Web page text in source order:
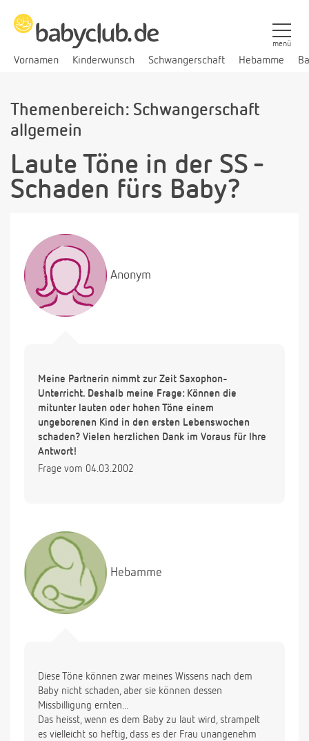
Vornamen Kinderwunsch Schwangerschaft Hebamme
menü
Themenbereich: Schwangerschaft
allgemein
Laute Töne in der SS -
Schaden fürs Baby?
Anonym
Meine Partnerin nimmt zur Zeit Saxophon-
Unterricht. Deshalb meine Frage: Können die
mitunter lauten oder hohen Töne einem
ungeborenen Kind in den ersten Lebenswochen
schaden? Vielen herzlichen Dank im Voraus für Ihre
Antwort!
Frage vom 04.03.2002
Hebamme
Diese Töne können zwar meines Wissens nach dem
Baby nicht schaden, aber sie können dessen
Missbilligung ernten...
Das heisst, wenn es dem Baby zu laut wird, strampelt
es vielleicht so heftig, dass es der Frau unangenehm